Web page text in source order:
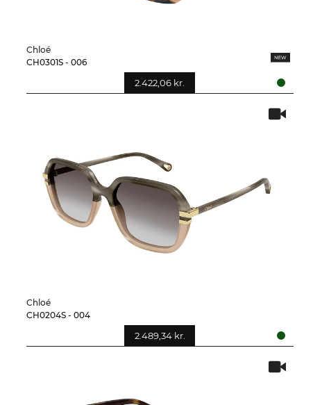
Chloé
CH0301S - 006
2.422,06 kr.
Chloé
CH0204S - 004
2.489,34 kr.